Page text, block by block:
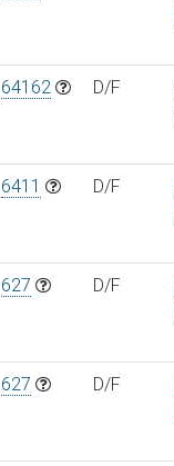
64162 D/F
6411 D/F
627 D/F
627 D/F